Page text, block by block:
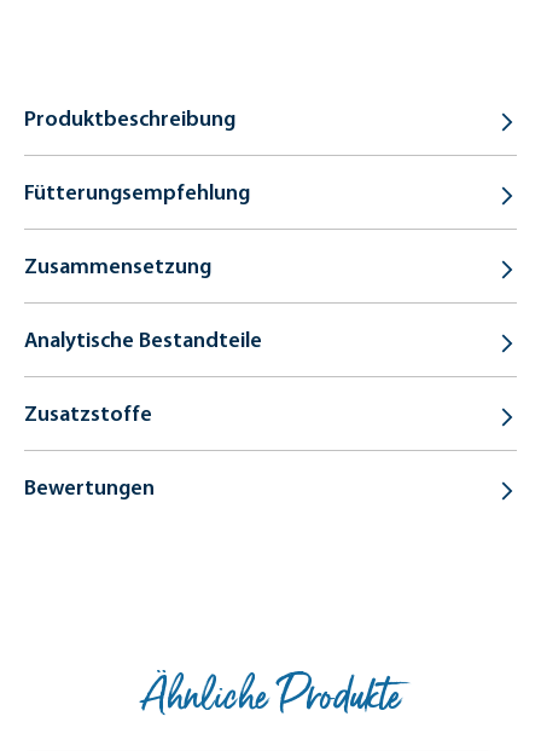
Produktbeschreibung
Fütterungsempfehlung
Zusammensetzung
Analytische Bestandteile
Zusatzstoffe
Bewertungen
Ähnliche Produkte